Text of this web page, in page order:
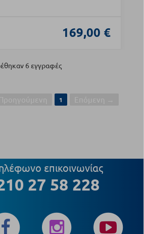
169,00 €
6 εγγραφές
1
επικοινωνίας
27 58 228